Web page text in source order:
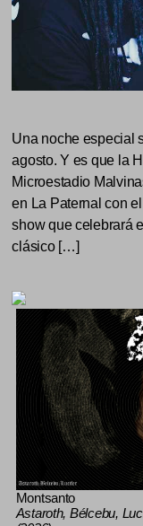
Una noche especial
agosto. Y es que la
Microestadio
en La Paternal con
show que celebrará
clásico […]
Montsanto
Astaroth, Bélcebu,